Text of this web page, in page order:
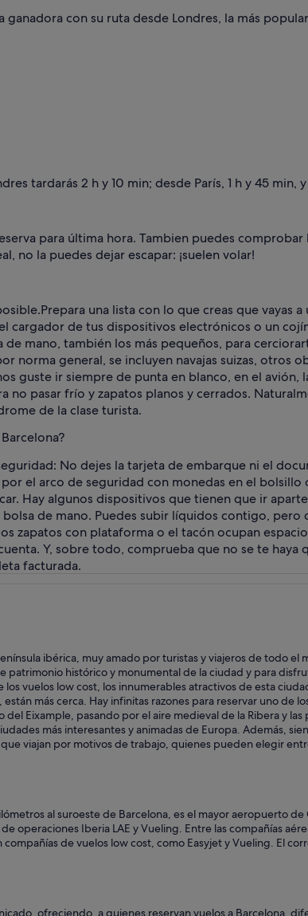
con su ruta desde Londres, la más
tardarás 2 h y 10 min; desde París, 1 h y 45 min,
para última hora. Tambien puedes
no la puedes dejar escapar: ¡suelen volar!
Prepara una lista con lo que creas que vayas
cargador de tus dispositivos electrónicos o un
mano, también los más pequeños, para
general, se incluyen navajas suizas, otros
guste ir siempre de punta en blanco, en el
pasar frío y zapatos planos y cerrados.
de la clase turista.
No dejes la tarjeta de embarque ni el
el arco de seguridad con monedas en el
Hay algunos dispositivos que tienen que ir
de mano. Puedes subir líquidos contigo, pero
zapatos con plataforma o el tacón ocupan
Y, sobre todo, comprueba que no se te
facturada.
ibérica, muy amado por turistas y viajeros de todo el
histórico y monumental de la ciudad y para
vuelos low cost, los innumerables atractivos de esta
más cerca. Hay infinitas razones para reservar uno de
Eixample, pasando por el aire medieval de la Ribera y las
más interesantes y animadas de Europa. Además,
viajan por motivos de trabajo, quienes pueden elegir
al suroeste de Barcelona, es el mayor aeropuerto
operaciones Iberia LAE y Vueling. Entre las compañías
de vuelos low cost, como Easyjet y Vueling. El
ofreciendo, a quienes reservan vuelos a Barcelona,